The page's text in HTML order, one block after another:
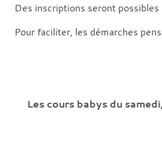
Des inscriptions seront possibles
Pour faciliter, les démarches
Les cours babys du